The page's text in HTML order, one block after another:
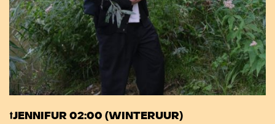
⭡JENNIFUR 02:00 (WINTERUUR)